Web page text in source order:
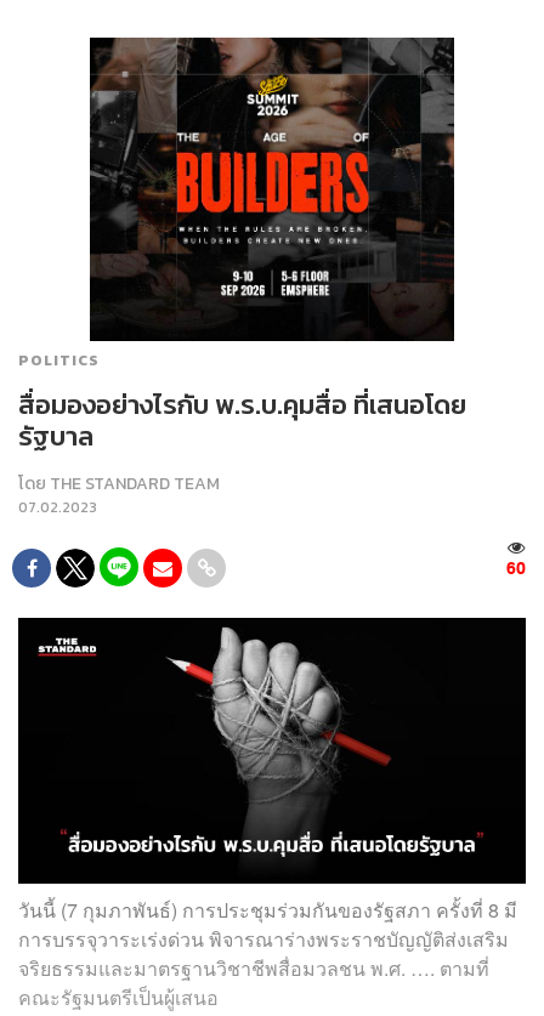
POLITICS
สื่อมองอย่างไรกับ พ.ร.บ.คุมสื่อ ที่เสนอโดย
รัฐบาล
โดย THE STANDARD TEAM
07.02.2023
60
วันนี้ (7 กุมภาพันธ์) การประชุมร่วมกันของรัฐสภา ครั้งที่ 8 มี
การบรรจุวาระเร่งด่วน พิจารณาร่างพระราชบัญญัติส่งเสริม
จริยธรรมและมาตรฐานวิชาชีพสื่อมวลชน พ.ศ. …. ตามที่
คณะรัฐมนตรีเป็นผู้เสนอ